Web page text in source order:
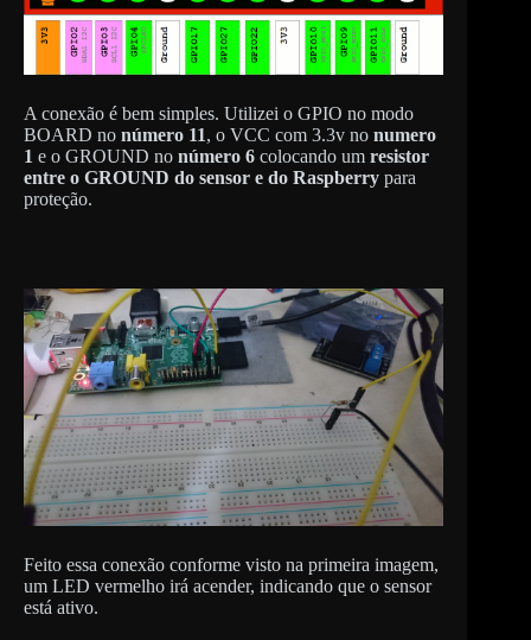
A conexão é bem simples. Utilizei o GPIO no modo
BOARD no número 11, o VCC com 3.3v no numero
1 e o GROUND no número 6 colocando um resistor
entre o GROUND do sensor e do Raspberry para
proteção.
Feito essa conexão conforme visto na primeira imagem,
um LED vermelho irá acender, indicando que o sensor
está ativo.